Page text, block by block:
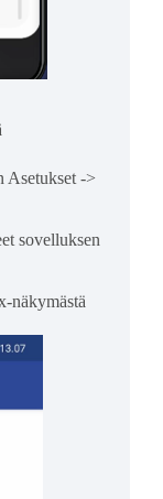
Asetukset ->
sovelluksen
näkymästä